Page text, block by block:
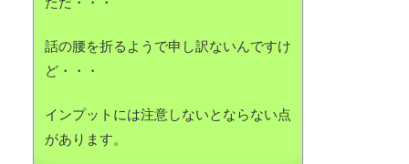
話の腰を折るようで申し訳ないんですけ
ど・・・
インプットには注意しないとならない点
があります。